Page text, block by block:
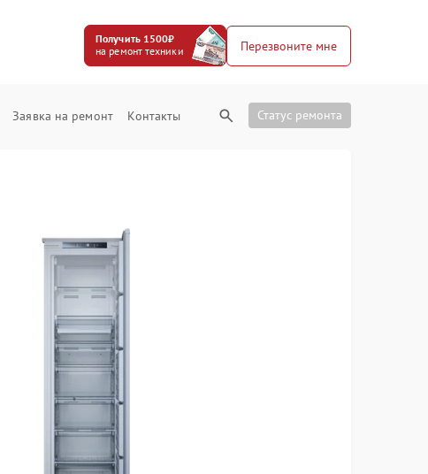
Получить 1500₽
на ремонт техники
Перезвоните мне
Заявка на ремонт Контакты Статус ремонта